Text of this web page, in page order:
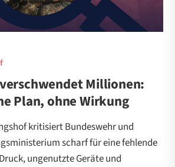
Millionen:
Plan, ohne Wirkung
kritisiert Bundeswehr und
scharf für eine fehlende
ungenutzte Geräte und